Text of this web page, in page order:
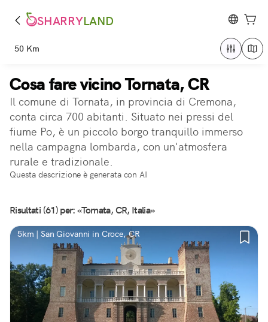
SHARRYLAND
50 Km
Cosa fare vicino Tornata, CR
Il comune di Tornata, in provincia di Cremona,
conta circa 700 abitanti. Situato nei pressi del
fiume Po, è un piccolo borgo tranquillo immerso
nella campagna lombarda, con un'atmosfera
rurale e tradizionale.
Questa descrizione è generata con AI
Risultati (61) per: «Tornata, CR, Italia»
5km | San Giovanni in Croce, CR